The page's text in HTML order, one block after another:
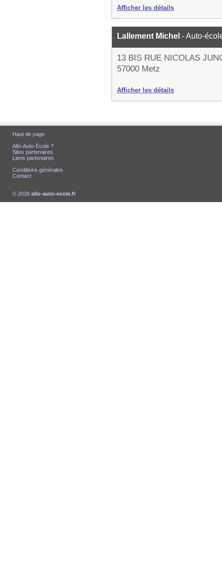
Afficher les détails
Lallement Michel - Auto-
13 BIS RUE NICOLAS
57000 Metz
Afficher les détails
Haut de page
Allo-Auto-École ?
Sites partenaires
Liens partenaires
Conditions générales
Contact
© 2026 allo-auto-ecole.fr